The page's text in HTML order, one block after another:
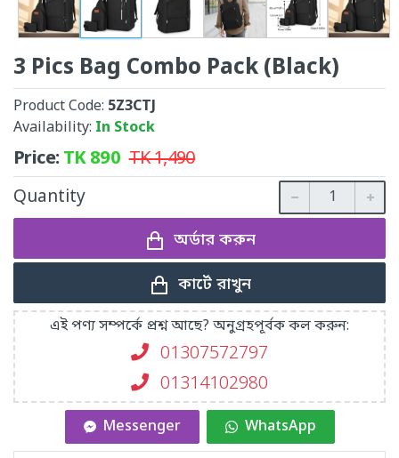
3 Pics Bag Combo Pack (Black)
Product Code: 5Z3CTJ
Availability: In Stock
Price:TK890 TK1,490
Quantity
অর্ডার করুন
কার্টে রাখুন
এই পণ্য সম্পর্কে প্রশ্ন আছে? অনুগ্রহপূর্বক কল করুন:
01307572797
01314102980
Messenger WhatsApp